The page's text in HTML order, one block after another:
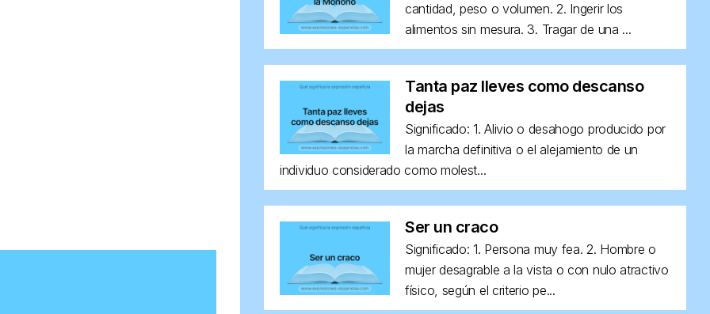
cantidad, peso o volumen. 2. Ingerir los
alimentos sin mesura. 3. Tragar de una ...
Tanta paz lleves como descanso
dejas
Significado: 1. Alivio o desahogo producido por
la marcha definitiva o el alejamiento de un
individuo considerado como molest...
Ser un craco
Significado: 1. Persona muy fea. 2. Hombre o
mujer desagrable a la vista o con nulo atractivo
físico, según el criterio pe...